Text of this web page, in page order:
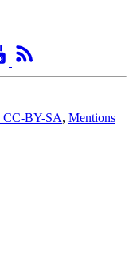
CC-BY-SA, Mentions